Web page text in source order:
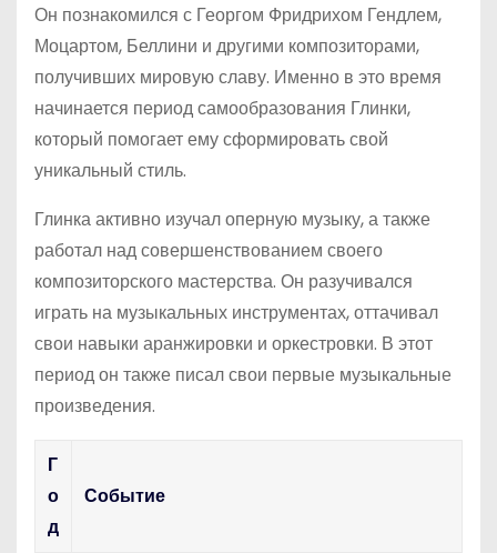
Он познакомился с Георгом Фридрихом Гендлем,
Моцартом, Беллини и другими композиторами,
получивших мировую славу. Именно в это время
начинается период самообразования Глинки,
который помогает ему сформировать свой
уникальный стиль.
Глинка активно изучал оперную музыку, а также
работал над совершенствованием своего
композиторского мастерства. Он разучивался
играть на музыкальных инструментах, оттачивал
свои навыки аранжировки и оркестровки. В этот
период он также писал свои первые музыкальные
произведения.
Г
о
д
Событие